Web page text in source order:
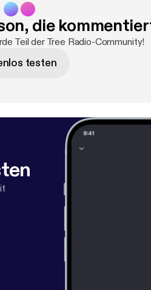
die
Teil der Tree Radio-Community!
testen